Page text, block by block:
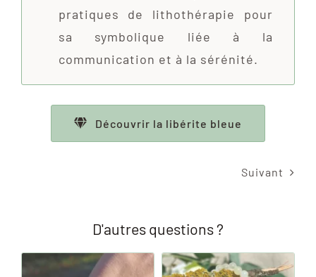
pratiques de lithothérapie pour
sa symbolique liée à la
communication et à la sérénité.
Découvrir la libérite bleue
Suivant
D'autres questions ?